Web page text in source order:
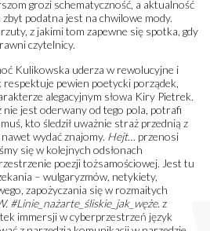
grozi schematyczność, a aktualność
podatna jest na chwilowe mody.
z jakimi tom zapewne się spotka, gdy
czytelnicy.
Kulikowska uderza w rewolucyjne i
pewien poetycki porządek,
alegacyjnym słowa Kiry Pietrek.
jest oderwany od tego pola, potrafi
kto śledził uważnie straż przednią z
wydać znajomy. Hejt… przenosi
się w kolejnych odsłonach
poezji tożsamościowej. Jest tu
– wulgaryzmów, netykiety,
zapożyczania się w rozmaitych
#Linie_nażarte_śliskie_jak_węże. z
immersji w cyberprzestrzeń język